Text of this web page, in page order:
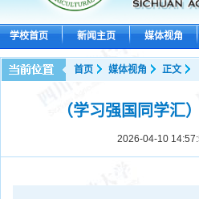
学校首页 新闻主页 媒体视角
首页 媒体视角 正文
（学习强国同学汇
2026-04-10